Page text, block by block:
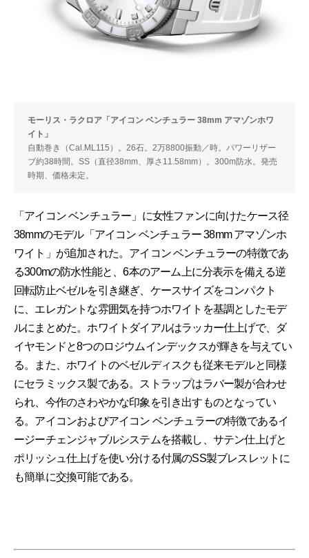
モーリス・ラクロア「アイコン ベンチュラー 38mm アマゾンホワ
イト」
自動巻き（Cal.ML115）。26石。2万8800振動／時。パワーリザー
ブ約38時間。SS（直径38mm、厚さ11.58mm）。300m防水。発売
時期、価格未定。
「アイコン ベンチュラー」に女性ファンに向けたケース径
38mmのモデル「アイコン ベンチュラー 38mm アマゾンホ
ワイト」が追加された。アイコン ベンチュラーの特徴であ
る300mの防水性能と、6本のアーム上に分表示を備える逆
回転防止ベゼルを引き継ぎ、ケースサイズをコンパクト
に、エレガントな雰囲気を持つホワイトを基調としたモデ
ルにまとめた。ホワイトダイアルはラッカー仕上げで、ダ
イヤモンドと8つのロジウムインデックスが輝きを与えてい
る。また、ホワイトのベゼルディスクも従来モデルと同様
にセラミックス製である。ストラップはラバー製が合わせ
られ、今作のさわやかな印象を引き出すものとなってい
る。アイコンおよびアイコン ベンチュラーの特徴であるイ
ージーチェンジャブルシステムを搭載し、サテン仕上げと
ポリッシュ仕上げを使い分ける付属のSS製ブレスレットに
も簡単に交換可能である。